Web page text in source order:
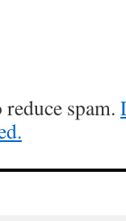
spam.